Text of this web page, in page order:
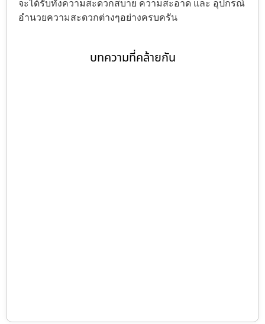
จะได้รับทั้งความสะดวกสบาย ความสะอาด และ อุปกรณ์
อำนวยความสะดวกต่างๆอย่างครบครัน
บทความที่คล้ายกัน